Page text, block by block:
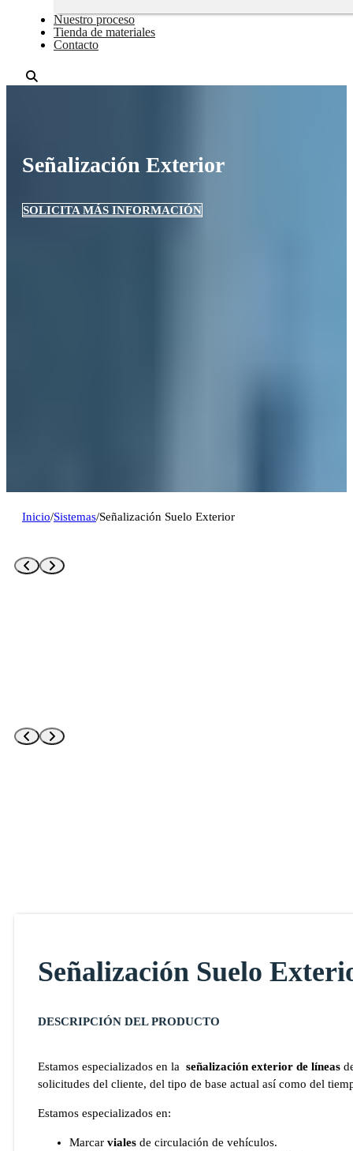
Nuestro proceso
Tienda de materiales
Contacto
Señalización Exterior
SOLICITA MÁS INFORMACIÓN
Inicio/Sistemas/Señalización Suelo Exterior
Señalización Suelo
DESCRIPCIÓN DEL PRODUCTO
Estamos especializados en la señalización exterior de líneas
solicitudes del cliente, del tipo de base actual así como del
Estamos especializados en:
Marcar viales de circulación de vehículos.